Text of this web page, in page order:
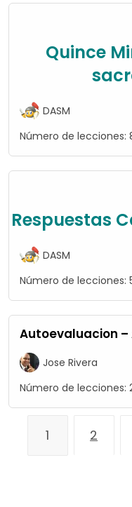
Quince
DASM
Número de lecciones:
Respuestas
DASM
Número de lecciones:
Autoevaluacion –
Jose Rivera
Número de lecciones:
1 2